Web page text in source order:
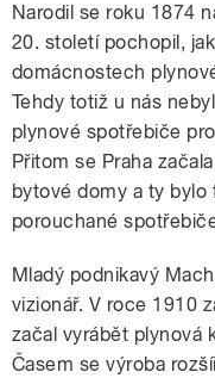
Narodil se roku 1874
20. století pochopil,
domácnostech
Tehdy totiž u nás
plynové spotřebiče
Přitom se Praha
bytové domy a ty bylo
porouchané
Mladý podnikavý
vizionář. V roce 1910
začal vyrábět plynová
Časem se výroba